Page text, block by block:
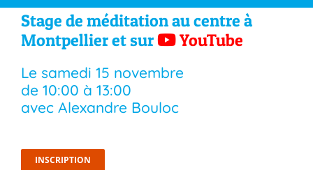
Stage de méditation au centre à
Montpellieret sur YouTube
Le samedi 15 novembre
de 10:00 à 13:00
avec Alexandre Bouloc
INSCRIPTION